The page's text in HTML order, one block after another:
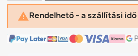
Rendelhető – a szállítási